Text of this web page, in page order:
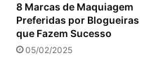
8 Marcas de Maquiagem
Preferidas por Blogueiras
que Fazem Sucesso
05/02/2025